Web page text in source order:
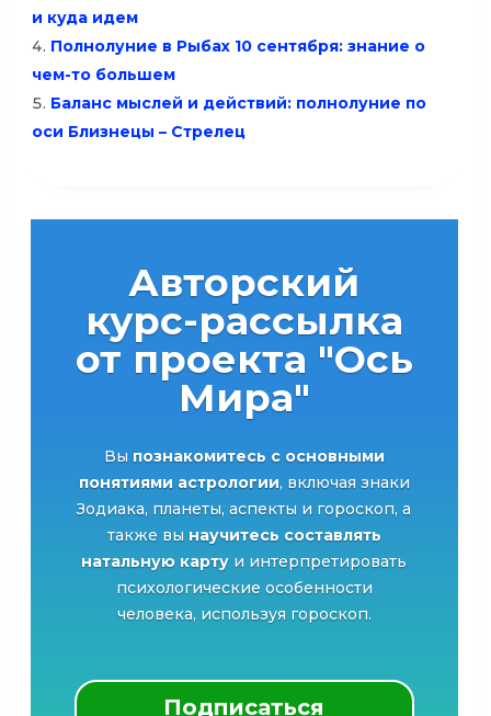
и куда идем
Полнолуние в Рыбах 10 сентября: знание о
чем-то большем
Баланс мыслей и действий: полнолуние по
оси Близнецы – Стрелец
Авторский
курс-рассылка
от проекта "Ось
Мира"
Вы познакомитесь с основными
понятиями астрологии, включая знаки
Зодиака, планеты, аспекты и гороскоп, а
также вы научитесь составлять
натальную карту и интерпретировать
психологические особенности
человека, используя гороскоп.
Подписаться